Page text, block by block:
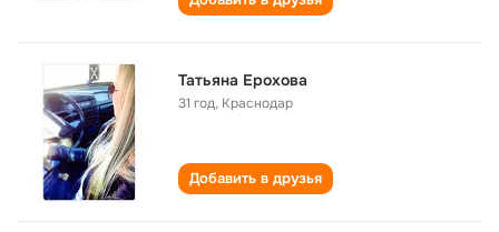
Татьяна Ерохова
31 год, Краснодар
Добавить в друзья